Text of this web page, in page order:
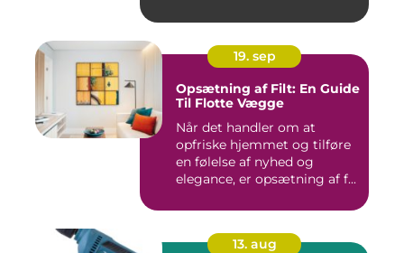
19. sep
Opsætning af Filt: En Guide
Til Flotte Vægge
Når det handler om at
opfriske hjemmet og tilføre
en følelse af nyhed og
elegance, er opsætning af f...
13. aug